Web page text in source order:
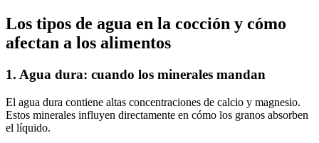
Los tipos de agua en la cocción y cómo
afectan a los alimentos
1. Agua dura: cuando los minerales mandan
El agua dura contiene altas concentraciones de calcio y magnesio.
Estos minerales influyen directamente en cómo los granos absorben
el líquido.